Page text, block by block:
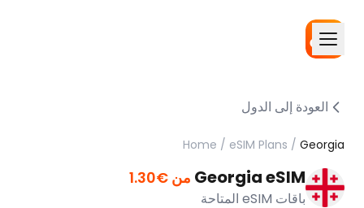
العودة إلى الدول
Home / eSIM Plans / Georgia
Georgia eSIM من €1.30
باقات eSIM المتاحة